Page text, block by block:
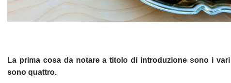
La prima cosa da notare a titolo di introduzione sono i
sono quattro.